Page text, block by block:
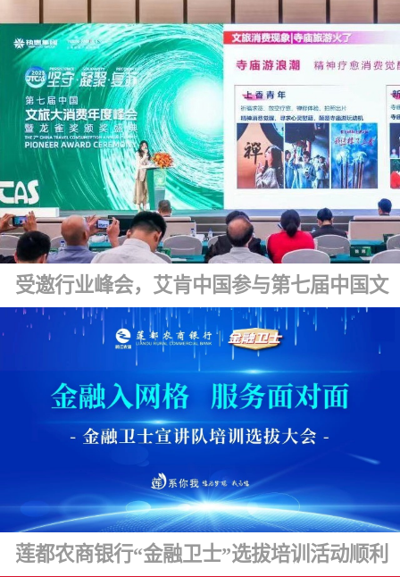
受邀行业峰会，艾肯中国参与第七届中国文旅大消费年度峰会暨龙雀盛典